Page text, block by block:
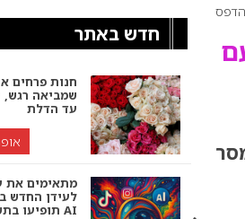
הדפס
חדש באתר
חנות פרחים
שמביאה רגש,
עד הדלת
מתאימים את
לעידן החדש
תופיעו בתשובות AI